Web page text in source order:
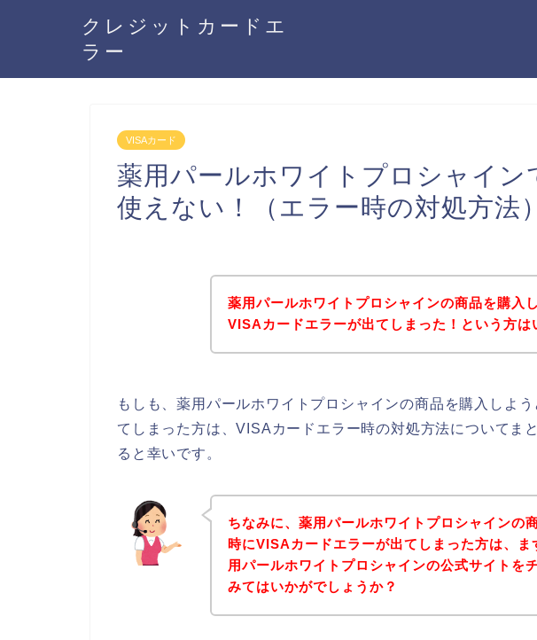
クレジットカードエ
ラー
VISAカード
薬用パールホワイトプロシャイン
使えない！（エラー時の対処方法）
薬用パールホワイトプロシャインの商品を購入
VISAカードエラーが出てしまった！という方は
もしも、薬用パールホワイトプロシャインの商品を購入しよ
てしまった方は、VISAカードエラー時の対処方法についてま
ると幸いです。
ちなみに、薬用パールホワイトプロシャインの
時にVISAカードエラーが出てしまった方は、ま
用パールホワイトプロシャインの公式サイトを
みてはいかがでしょうか？